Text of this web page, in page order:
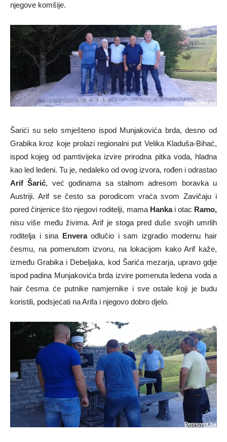
njegove komšije.
Šarići su selo smješteno ispod Munjakovića brda, desno od
Grabika kroz koje prolazi regionalni put Velika Kladuša-Bihać,
ispod kojeg od pamtivijeka izvire prirodna pitka voda, hladna
kao led ledeni. Tu je, nedaleko od ovog izvora, rođen i odrastao
Arif Šarić, već godinama sa stalnom adresom boravka u
Austriji. Arif se često sa porodicom vraća svom Zavičaju i
pored činjenice što njegovi roditelji, mama Hankai otac Ramo,
nisu više među živima. Arif je stoga pred duše svojih umrlih
roditelja i sina Enveraodlučio i sam izgradio modernu hair
česmu, na pomenutom izvoru, na lokacijom kako Arif kaže,
između Grabika i Debeljaka, kod Šarića mezarja, upravo gdje
ispod padina Munjakovića brda izvire pomenuta ledena voda a
hair česma će putnike namjernike i sve ostale koji je budu
koristili, podsjećati na Arifa i njegovo dobro djelo.